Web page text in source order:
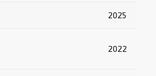
2025
2022